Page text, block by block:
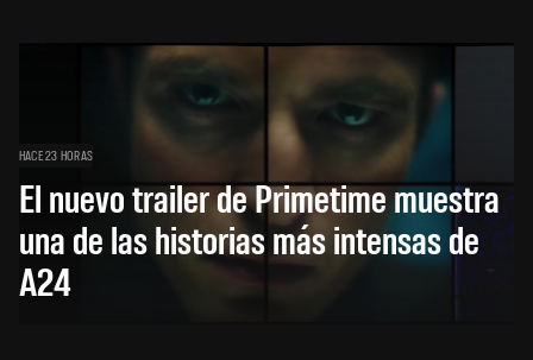
HACE 23 HORAS
El nuevo trailer de Primetime muestra
una de las historias más intensas de
A24